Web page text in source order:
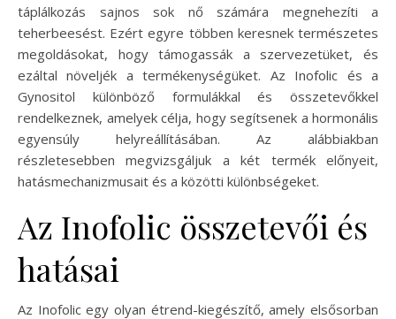
táplálkozás sajnos sok nő számára megnehezíti a
teherbeesést. Ezért egyre többen keresnek természetes
megoldásokat, hogy támogassák a szervezetüket, és
ezáltal növeljék a termékenységüket. Az Inofolic és a
Gynositol különböző formulákkal és összetevőkkel
rendelkeznek, amelyek célja, hogy segítsenek a hormonális
egyensúly helyreállításában. Az alábbiakban
részletesebben megvizsgáljuk a két termék előnyeit,
hatásmechanizmusait és a közötti különbségeket.
Az Inofolic összetevői és
hatásai
Az Inofolic egy olyan étrend-kiegészítő, amely elsősorban